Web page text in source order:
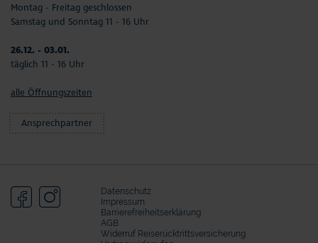
Montag - Freitag geschlossen
Samstag und Sonntag 11 - 16 Uhr
26.12. - 03.01.
täglich 11 - 16 Uhr
alle Öffnungszeiten
Ansprechpartner
Datenschutz
Impressum
Barrierefreiheitserklärung
AGB
Widerruf Reiserücktrittsversicherung